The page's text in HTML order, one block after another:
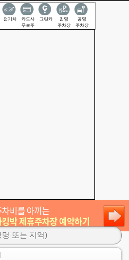
전기차
카드사
무료주
그린카
민영
주차장
공영
주차장